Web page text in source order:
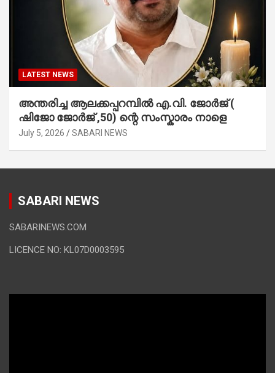
LATEST NEWS
അന്തരിച്ച ആ​ല​ക്ക​പ്പ​റമ്പിൽ​ എ.​വി. ജോ​ർ​ജ് (
ഷിജോ ജോർജ് ,50) ന്റെ സംസ്കാരം നാളെ
July 5, 2026 SABARI NEWS
SABARI NEWS
SABARINEWS.COM
LICENCE NO: KL07D0003595